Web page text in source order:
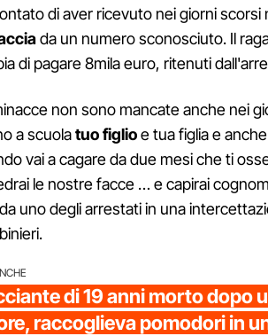
di aver ricevuto nei giorni
da un numero sconosciuto. Il
di pagare 8mila euro, ritenuti
non sono mancate anche nei
a scuolatuo figlioe tua figlia e
vai a cagare da due mesi che ti
le nostre facce … e capirai
uno degli arrestati in una
di 19 anni morto dopo
raccoglieva pomodori in